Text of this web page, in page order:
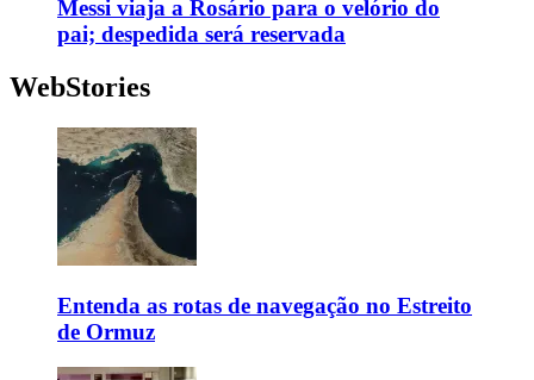
Messi viaja a Rosário para o velório do
pai; despedida será reservada
WebStories
Entenda as rotas de navegação no Estreito
de Ormuz